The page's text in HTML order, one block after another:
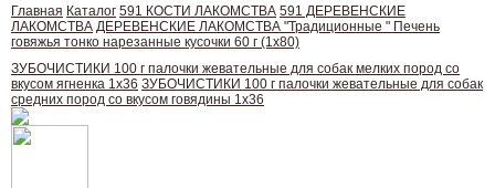
Главная Каталог 591 КОСТИ ЛАКОМСТВА 591 ДЕРЕВЕНСКИЕ
ЛАКОМСТВА ДЕРЕВЕНСКИЕ ЛАКОМСТВА "Традиционные " Печень
говяжья тонко нарезанные кусочки 60 г (1х80)
ЗУБОЧИСТИКИ 100 г палочки жевательные для собак мелких пород со
вкусом ягненка 1х36 ЗУБОЧИСТИКИ 100 г палочки жевательные для собак
средних пород со вкусом говядины 1х36